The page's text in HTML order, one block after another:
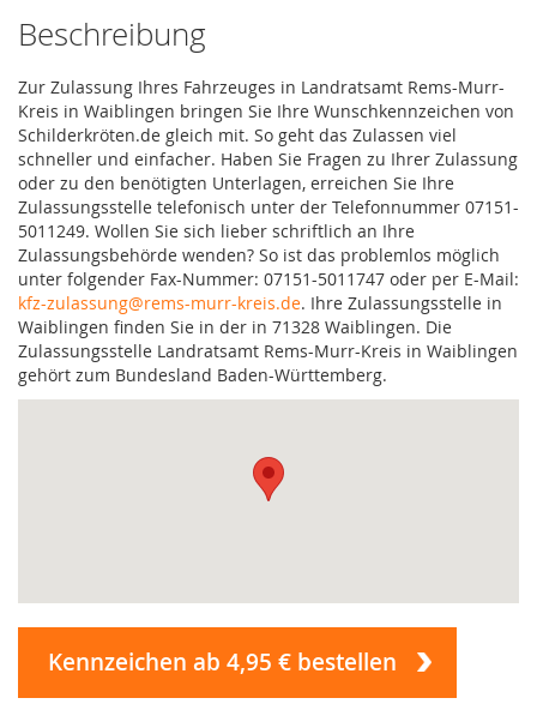
Beschreibung
Zur Zulassung Ihres Fahrzeuges in Landratsamt Rems-Murr-
Kreis in Waiblingen bringen Sie Ihre Wunschkennzeichen von
Schilderkröten.de gleich mit. So geht das Zulassen viel
schneller und einfacher. Haben Sie Fragen zu Ihrer Zulassung
oder zu den benötigten Unterlagen, erreichen Sie Ihre
Zulassungsstelle telefonisch unter der Telefonnummer 07151-
5011249. Wollen Sie sich lieber schriftlich an Ihre
Zulassungsbehörde wenden? So ist das problemlos möglich
unter folgender Fax-Nummer: 07151-5011747 oder per E-Mail:
kfz-zulassung@rems-murr-kreis.de. Ihre Zulassungsstelle in
Waiblingen finden Sie in der in 71328 Waiblingen. Die
Zulassungsstelle Landratsamt Rems-Murr-Kreis in Waiblingen
gehört zum Bundesland Baden-Württemberg.
Kennzeichen ab 4,95 € bestellen